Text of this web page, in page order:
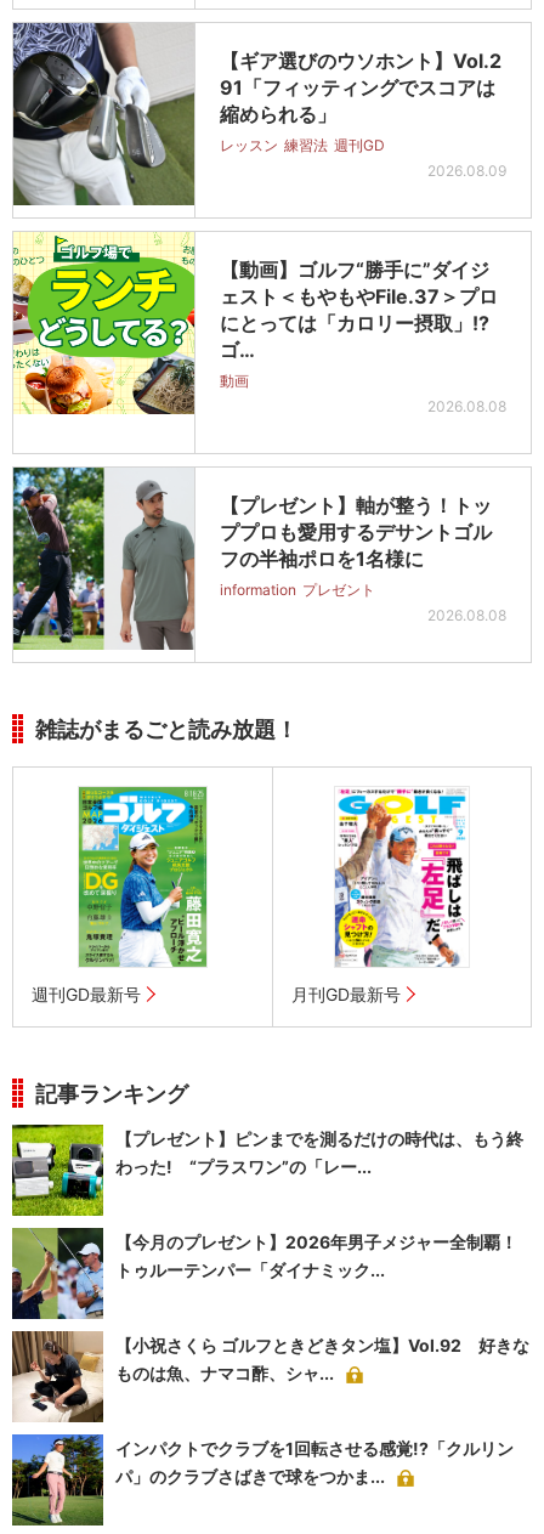
【ギア選びのウソホント】Vol.2
91「フィッティングでスコアは
縮められる」
レッスン 練習法 週刊GD
2026.08.09
【動画】ゴルフ“勝手に”ダイジ
ェスト＜もやもやFile.37＞プロ
にとっては「カロリー摂取」!?
ゴ…
動画
2026.08.08
【プレゼント】軸が整う！トッ
ププロも愛用するデサントゴル
フの半袖ポロを1名様に
information プレゼント
2026.08.08
雑誌がまるごと読み放題！
週刊GD最新号 月刊GD最新号
記事ランキング
【プレゼント】ピンまでを測るだけの時代は、もう終
わった! “プラスワン”の「レー...
【今月のプレゼント】2026年男子メジャー全制覇！
トゥルーテンパー「ダイナミック...
【小祝さくら ゴルフときどきタン塩】Vol.92 好きな
ものは魚、ナマコ酢、シャ...
インパクトでクラブを1回転させる感覚!?「クルリン
パ」のクラブさばきで球をつかま...